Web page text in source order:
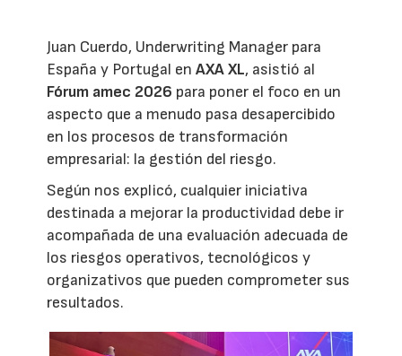
Juan Cuerdo, Underwriting Manager para
España y Portugal enAXA XL, asistió al
Fórum amec 2026 para poner el foco en un
aspecto que a menudo pasa desapercibido
en los procesos de transformación
empresarial: la gestión del riesgo.
Según nos explicó, cualquier iniciativa
destinada a mejorar la productividad debe ir
acompañada de una evaluación adecuada de
los riesgos operativos, tecnológicos y
organizativos que pueden comprometer sus
resultados.